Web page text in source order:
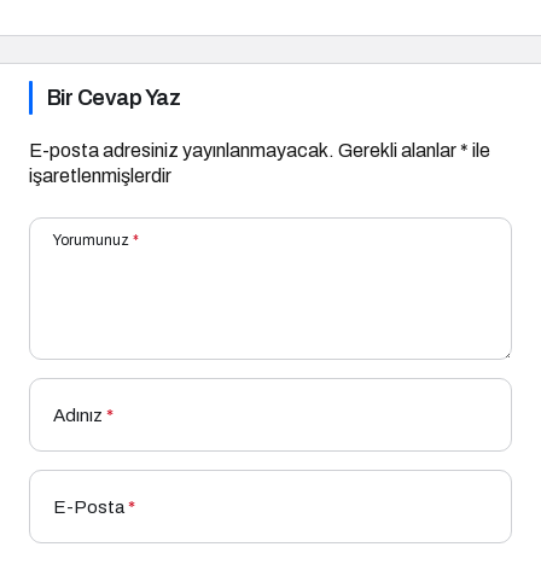
Bir Cevap Yaz
E-posta adresiniz yayınlanmayacak. Gerekli alanlar* ile
işaretlenmişlerdir
Yorumunuz *
Adınız *
E-Posta*